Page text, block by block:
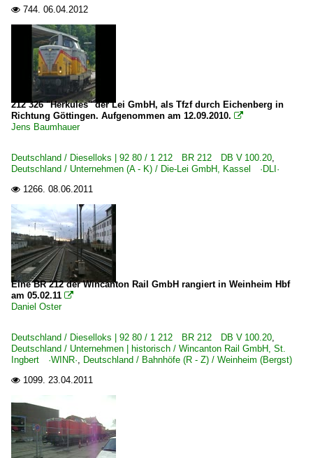
 744. 06.04.2012
212 326 "Herkules" der Lei GmbH, als Tfzf durch Eichenberg in
Richtung Göttingen. Aufgenommen am 12.09.2010. 
Jens Baumhauer
Deutschland / Dieselloks | 92 80 / 1 212 BR 212 DB V 100.20,
Deutschland / Unternehmen (A - K) / Die-Lei GmbH, Kassel ·DLI·
 1266. 08.06.2011
Eine BR 212 der Wincanton Rail GmbH rangiert in Weinheim Hbf
am 05.02.11 
Daniel Oster
Deutschland / Dieselloks | 92 80 / 1 212 BR 212 DB V 100.20,
Deutschland / Unternehmen | historisch / Wincanton Rail GmbH, St.
Ingbert ·WINR·, Deutschland / Bahnhöfe (R - Z) / Weinheim (Bergst)
 1099. 23.04.2011